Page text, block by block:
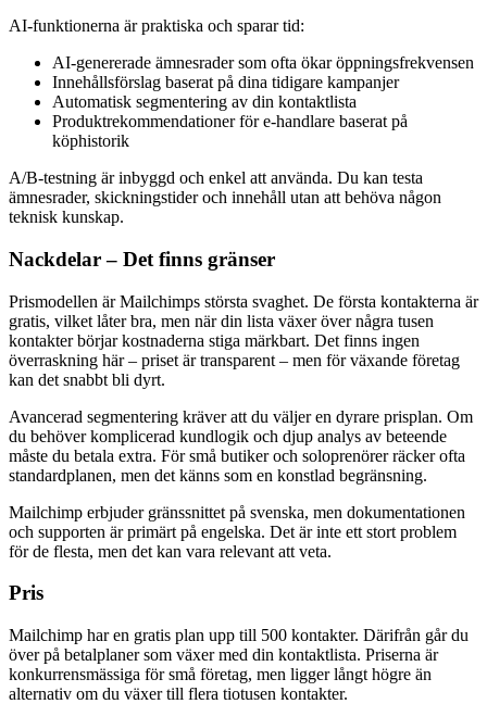
AI-funktionerna är praktiska och sparar tid:
AI-genererade ämnesrader som ofta ökar öppningsfrekvensen
Innehållsförslag baserat på dina tidigare kampanjer
Automatisk segmentering av din kontaktlista
Produktrekommendationer för e-handlare baserat på
köphistorik
A/B-testning är inbyggd och enkel att använda. Du kan testa
ämnesrader, skickningstider och innehåll utan att behöva någon
teknisk kunskap.
Nackdelar – Det finns gränser
Prismodellen är Mailchimps största svaghet. De första kontakterna är
gratis, vilket låter bra, men när din lista växer över några tusen
kontakter börjar kostnaderna stiga märkbart. Det finns ingen
överraskning här – priset är transparent – men för växande företag
kan det snabbt bli dyrt.
Avancerad segmentering kräver att du väljer en dyrare prisplan. Om
du behöver komplicerad kundlogik och djup analys av beteende
måste du betala extra. För små butiker och soloprenörer räcker ofta
standardplanen, men det känns som en konstlad begränsning.
Mailchimp erbjuder gränssnittet på svenska, men dokumentationen
och supporten är primärt på engelska. Det är inte ett stort problem
för de flesta, men det kan vara relevant att veta.
Pris
Mailchimp har en gratis plan upp till 500 kontakter. Därifrån går du
över på betalplaner som växer med din kontaktlista. Priserna är
konkurrensmässiga för små företag, men ligger långt högre än
alternativ om du växer till flera tiotusen kontakter.